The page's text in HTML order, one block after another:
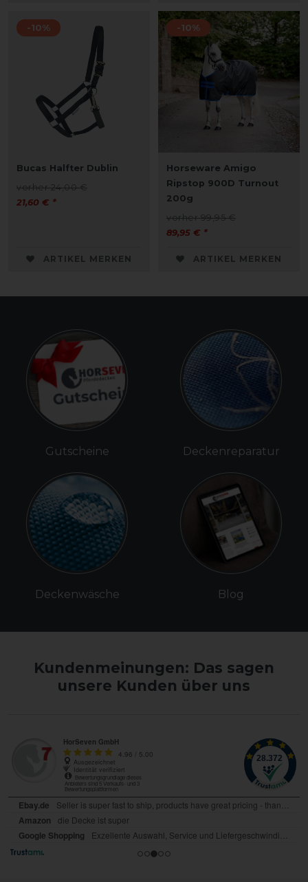
-10%
Bucas Halfter Dublin
vorher 24,00 €
21,60 € *
ARTIKEL MERKEN
-10%
Horseware Amigo
Ripstop 900D Turnout
200g
vorher 99,95 €
89,95 € *
ARTIKEL MERKEN
Gutscheine
Deckenwäsche
Deckenreparatur
Blog
Kundenmeinungen: Das sagen
unsere Kunden über uns